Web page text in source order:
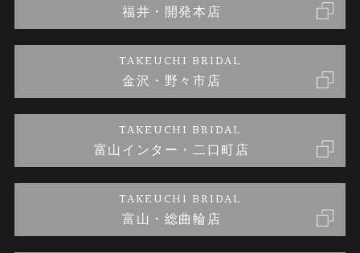
金・プラチナのお取引
金澤指輪工房｜手作りペアリング
金澤指輪工房｜手作り結婚指輪 and 婚約指輪
金澤指輪工房｜手作り婚約指輪プロポーズプラン
お客様の声
プライバシーポリシー
福井・開発本店
TAKEUCHI BRIDAL
金沢・野々市店
TAKEUCHI BRIDAL
富山インター・二口町店
TAKEUCHI BRIDAL
富山・総曲輪店